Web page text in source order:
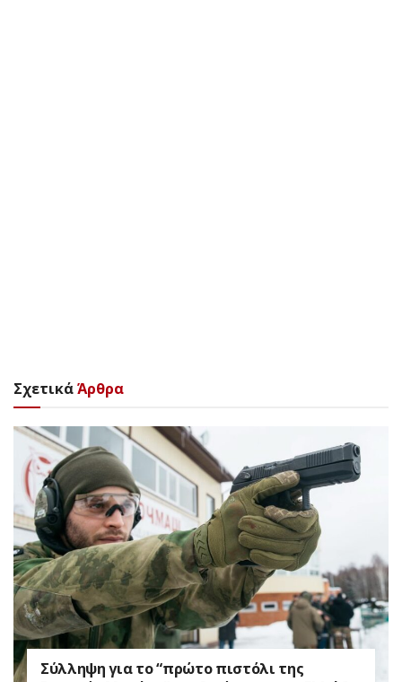
ΣχετικάΆρθρα
Σύλληψη για το “πρώτο πιστόλι της